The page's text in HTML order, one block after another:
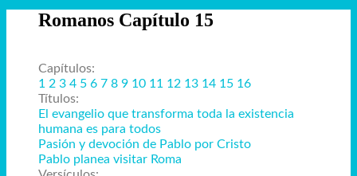
Romanos Capítulo 15
Capítulos:
1 2 3 4 5 6 7 8 9 10 11 12 13 14 15 16
Títulos:
El evangelio que transforma toda la existencia
humana es para todos
Pasión y devoción de Pablo por Cristo
Pablo planea visitar Roma